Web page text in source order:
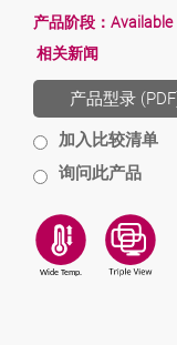
产品阶段： Available
相关新闻
产品型录
加入比较清单
询问此产品